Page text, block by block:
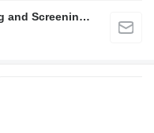
FABO Mobile & Stationary Crushing and Screening Plants | Concrete Batching Plants Manufacturer